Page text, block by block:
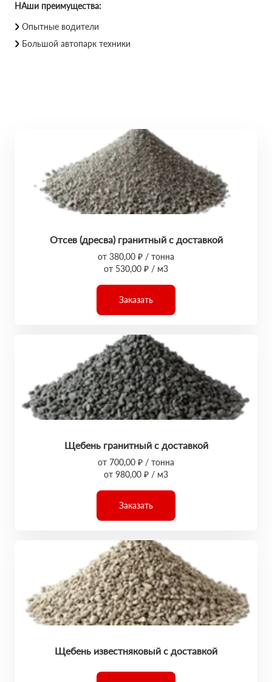
НАши преимущества:
Опытные водители
Большой автопарк техники
Отсев (дресва) гранитный с доставкой
от 380,00 ₽ / тонна
от 530,00 ₽ / м3
Заказать
Щебень гранитный с доставкой
от 700,00 ₽ / тонна
от 980,00 ₽ / м3
Заказать
Щебень известняковый с доставкой